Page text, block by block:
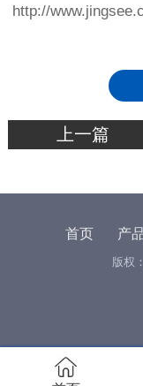
http://
上一篇
首页 产
版权